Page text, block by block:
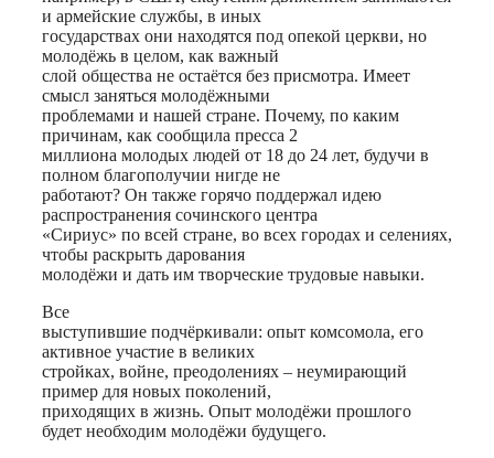
и армейские службы, в иных
государствах они находятся под опекой церкви, но
молодёжь в целом, как важный
слой общества не остаётся без присмотра. Имеет
смысл заняться молодёжными
проблемами и нашей стране. Почему, по каким
причинам, как сообщила пресса 2
миллиона молодых людей от 18 до 24 лет, будучи в
полном благополучии нигде не
работают? Он также горячо поддержал идею
распространения сочинского центра
«Сириус» по всей стране, во всех городах и селениях,
чтобы раскрыть дарования
молодёжи и дать им творческие трудовые навыки.
Все
выступившие подчёркивали: опыт комсомола, его
активное участие в великих
стройках, войне, преодолениях – неумирающий
пример для новых поколений,
приходящих в жизнь. Опыт молодёжи прошлого
будет необходим молодёжи будущего.